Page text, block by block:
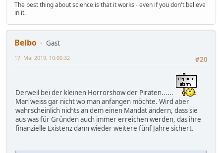
The best thing about science is that it works - even if you don't believe
in it.
Belbo
Gast
#20
17. Mai 2019, 10:00:32
Derweil bei der kleinen Horrorshow der Piraten......
Man weiss gar nicht wo man anfangen möchte. Wird aber
wahrscheinlich nichts an dem einen Mandat ändern, dass sie
aus was für Gründen auch immer erreichen werden, das ihre
finanzielle Existenz dann wieder weitere fünf Jahre sichert.